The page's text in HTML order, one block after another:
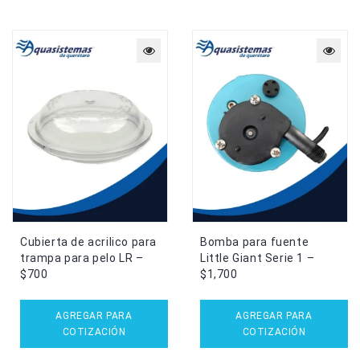
Cubierta de acrilico para
trampa para pelo LR –
$700
AGREGAR PARA
COTIZACIÓN
Bomba para fuente
Little Giant Serie 1 –
$1,700
AGREGAR PARA
COTIZACIÓN